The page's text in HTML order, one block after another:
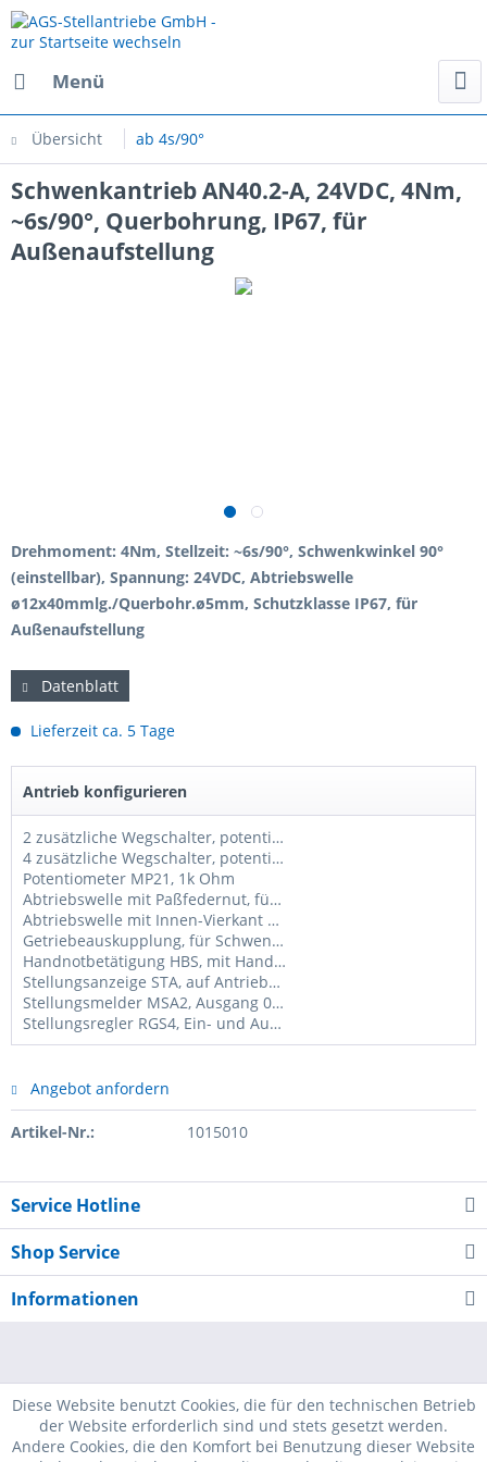
Menü
Übersicht ab 4s/90°
Schwenkantrieb AN40.2-A, 24VDC, 4Nm,
~6s/90°, Querbohrung, IP67, für
Außenaufstellung
Drehmoment: 4Nm, Stellzeit: ~6s/90°, Schwenkwinkel 90°
(einstellbar), Spannung: 24VDC, Abtriebswelle
ø12x40mmlg./Querbohr.ø5mm, Schutzklasse IP67, für
Außenaufstellung
Datenblatt
Lieferzeit ca. 5 Tage
Antrieb konfigurieren
2 zusätzliche Wegschalter, potentialfrei
4 zusätzliche Wegschalter, potentialfrei
Potentiometer MP21, 1k Ohm
Abtriebswelle mit Paßfedernut, für Schwenkantriebe AN40
Abtriebswelle mit Innen-Vierkant SW14mm, für Schwenkantriebe AN40
Getriebeauskupplung, für Schwenkantriebe AN (tw. nicht möglich, bitte anfragen)
Handnotbetätigung HBS, mit Handrad ø150mm, für Schwenkantriebe AN (tw. nicht möglich, bitte anfragen
Stellungsanzeige STA, auf Antriebshaube, für Schwenkantriebe AN
Stellungsmelder MSA2, Ausgang 0/2-10V und 0/4-20mA, für Schwenkantriebe AN
Stellungsregler RGS4, Ein- und Ausgang 0/2-10V und 0/4-20mA, für Schwenkantriebe AN, 24VDC
Angebot anfordern
Artikel-Nr.: 1015010
Service Hotline
Shop Service
Informationen
Diese Website benutzt Cookies, die für den technischen Betrieb
der Website erforderlich sind und stets gesetzt werden.
Andere Cookies, die den Komfort bei Benutzung dieser Website